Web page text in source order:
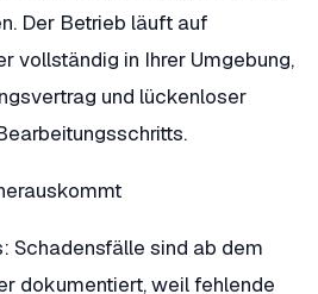
Der Betrieb läuft auf
vollständig in Ihrer Umgebung,
und lückenloser
Schadensfälle sind ab dem
dokumentiert, weil fehlende